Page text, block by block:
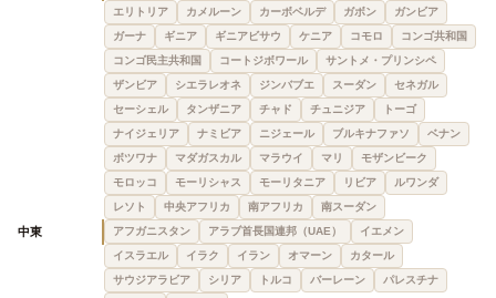
エリトリア
カメルーン カーボベルデ ガボン
ガンビア
ガーナ
ギニア ギニアビサウ ケニア コモロ
コンゴ共和国
コンゴ民主共和国
コートジボワール
サントメ・プリンシペ
ザンビア
シエラレオネ ジンバブエ スーダン
セネガル
セーシェル
タンザニア チャド チュニジア
トーゴ
ナイジェリア
ナミビア ニジェール ブルキナファソ
ベナン
ボツワナ
マダガスカル マラウイ マリ
モザンビーク
モロッコ
モーリシャス モーリタニア リビア
ルワンダ
レソト
中央アフリカ 南アフリカ 南スーダン
中東 アフガニスタン アラブ首長国連邦（UAE）
イエメン
イスラエル
イラク イラン オマーン
カタール
サウジアラビア
シリア トルコ バーレーン パレスチナ